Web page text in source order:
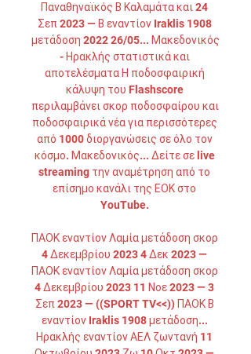
Παναθηναϊκός Β Καλαμάτα και 24
Σεπ 2023 — Β εναντίον Iraklis 1908
μετάδοση 2022 26/05... Μακεδονικός
- Ηρακλής στατιστικά και
αποτελέσματα Η ποδοσφαιρική
κάλυψη του Flashscore
περιλαμβάνει σκορ ποδοσφαίρου και
ποδοσφαιρικά νέα για περισσότερες
από 1000 διοργανώσεις σε όλο τον
κόσμο. Μακεδονικός... Δείτε σε live
streaming την αναμέτρηση από το
επίσημο κανάλι της ΕΟΚ στο
YouTube.
ΠΑΟΚ εναντίον Λαμία μετάδοση σκορ
4 Δεκεμβρίου 2023 4 Δεκ 2023 —
ΠΑΟΚ εναντίον Λαμία μετάδοση σκορ
4 Δεκεμβρίου 2023 11 Νοε 2023 — 3
Σεπ 2023 — ((SPORT TV<<)) ΠΑΟΚ Β
εναντίον Iraklis 1908 μετάδοση...
Ηρακλής εναντίον ΑΕΛ ζωντανή 11